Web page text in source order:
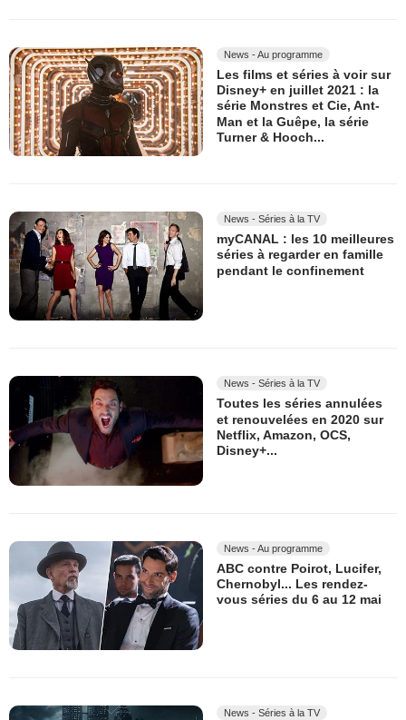
News - Au programme
Les films et séries à voir sur
Disney+ en juillet 2021 : la
série Monstres et Cie, Ant-
Man et la Guêpe, la série
Turner & Hooch...
News - Séries à la TV
myCANAL : les 10 meilleures
séries à regarder en famille
pendant le confinement
News - Séries à la TV
Toutes les séries annulées
et renouvelées en 2020 sur
Netflix, Amazon, OCS,
Disney+...
News - Au programme
ABC contre Poirot, Lucifer,
Chernobyl... Les rendez-
vous séries du 6 au 12 mai
News - Séries à la TV